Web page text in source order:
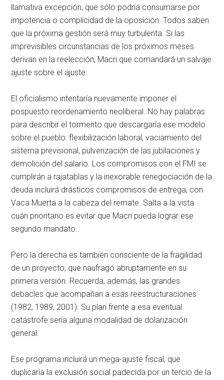
llamativa excepción, que sólo podría consumarse por
impotencia o complicidad de la oposición. Todos saben
que la próxima gestión será muy turbulenta. Si las
imprevisibles circunstancias de los próximos meses
derivan en la reelección, Macri que comandará un salvaje
ajuste sobre el ajuste.
El oficialismo intentaría nuevamente imponer el
pospuesto reordenamiento neoliberal. No hay palabras
para describir el tormento que descargaría ese modelo
sobre el pueblo: flexibilización laboral, vaciamiento del
sistema previsional, pulverización de las jubilaciones y
demolición del salario. Los compromisos con el FMI se
cumplirán a rajatablas y la inexorable renegociación de la
deuda incluirá drásticos compromisos de entrega, con
Vaca Muerta a la cabeza del remate. Salta a la vista
cuán prioritario es evitar que Macri pueda lograr ese
segundo mandato.
Pero la derecha es también consciente de la fragilidad
de un proyecto, que naufragó abruptamente en su
primera versión. Recuerda, además, las grandes
debacles que acompañan a esas reestructuraciones
(1982, 1989, 2001). Su plan frente a esa eventual
catástrofe sería alguna modalidad de dolarización
general.
Ese programa incluirá un mega-ajuste fiscal, que
duplicaría la exclusión social padecida por un tercio de la